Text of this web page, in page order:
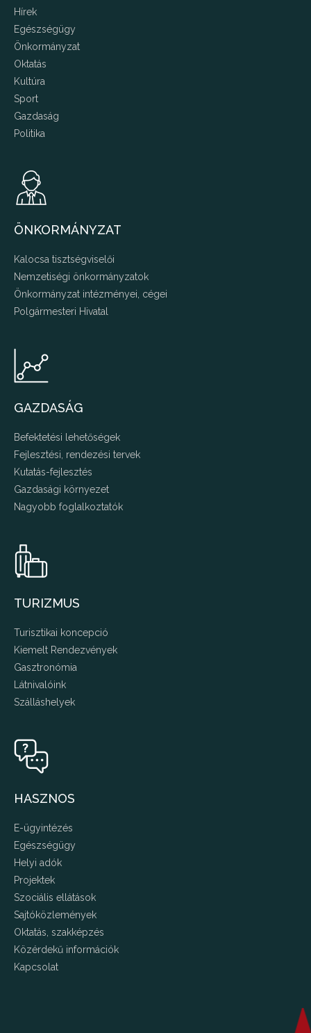
Hírek
Egészségügy
Önkormányzat
Oktatás
Kultúra
Sport
Gazdaság
Politika
ÖNKORMÁNYZAT
Kalocsa tisztségviselői
Nemzetiségi önkormányzatok
Önkormányzat intézményei, cégei
Polgármesteri Hivatal
GAZDASÁG
Befektetési lehetőségek
Fejlesztési, rendezési tervek
Kutatás-fejlesztés
Gazdasági környezet
Nagyobb foglalkoztatók
TURIZMUS
Turisztikai koncepció
Kiemelt Rendezvények
Gasztronómia
Látnivalóink
Szálláshelyek
HASZNOS
E-ügyintézés
Egészségügy
Helyi adók
Projektek
Szociális ellátások
Sajtóközlemények
Oktatás, szakképzés
Közérdekű információk
Kapcsolat